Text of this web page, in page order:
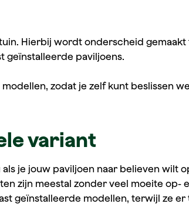
Hierbij wordt onderscheid
geïnstalleerde paviljoens.
zodat je zelf kunt beslissen
variant
je jouw paviljoen naar believen wilt
zijn meestal zonder veel moeite op-
geïnstalleerde modellen, terwijl ze